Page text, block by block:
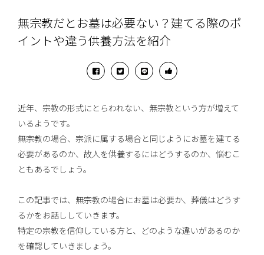
無宗教だとお墓は必要ない？建てる際のポ
イントや違う供養方法を紹介
近年、宗教の形式にとらわれない、無宗教という方が増えて
いるようです。
無宗教の場合、宗派に属する場合と同じようにお墓を建てる
必要があるのか、故人を供養するにはどうするのか、悩むこ
ともあるでしょう。
この記事では、無宗教の場合にお墓は必要か、葬儀はどうす
るかをお話ししていきます。
特定の宗教を信仰している方と、どのような違いがあるのか
を確認していきましょう。